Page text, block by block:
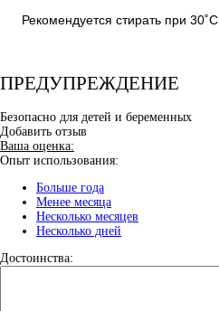
Рекомендуется стирать при 30˚C.
ПРЕДУПРЕЖДЕНИЕ
Безопасно для детей и беременных
Добавить отзыв
Ваша оценка:
Опыт использования:
Больше года
Менее месяца
Несколько месяцев
Несколько дней
Достоинства: